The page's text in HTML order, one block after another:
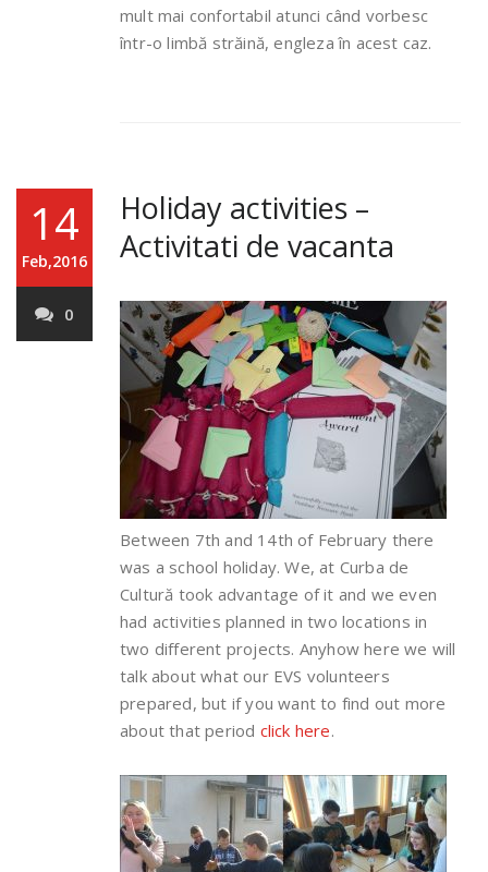
mult mai confortabil atunci când vorbesc
într-o limbă străină, engleza în acest caz.
14
Feb,2016
0
Holiday activities –
Activitati de vacanta
Between 7th and 14th of February there
was a school holiday. We, at Curba de
Cultură took advantage of it and we even
had activities planned in two locations in
two different projects. Anyhow here we will
talk about what our EVS volunteers
prepared, but if you want to find out more
about that period click here.